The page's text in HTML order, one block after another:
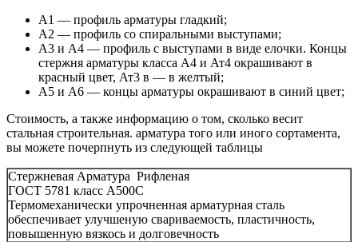
А1 — профиль арматуры гладкий;
А2 — профиль со спиральными выступами;
А3 и А4 — профиль с выступами в виде елочки. Концы
стержня арматуры класса А4 и Ат4 окрашивают в
красный цвет, Ат3 в — в желтый;
А5 и А6 — концы арматуры окрашивают в синий цвет;
Стоимость, а также информацию о том, сколько весит
стальная строительная. арматура того или иного сортамента,
вы можете почерпнуть из следующей таблицы
Стержневая Арматура Рифленая
ГОСТ 5781 класс А500С
Термомеханически упрочненная арматурная сталь
обеспечивает улучшеную свариваемость, пластичность,
повышенную вязкось и долговечность